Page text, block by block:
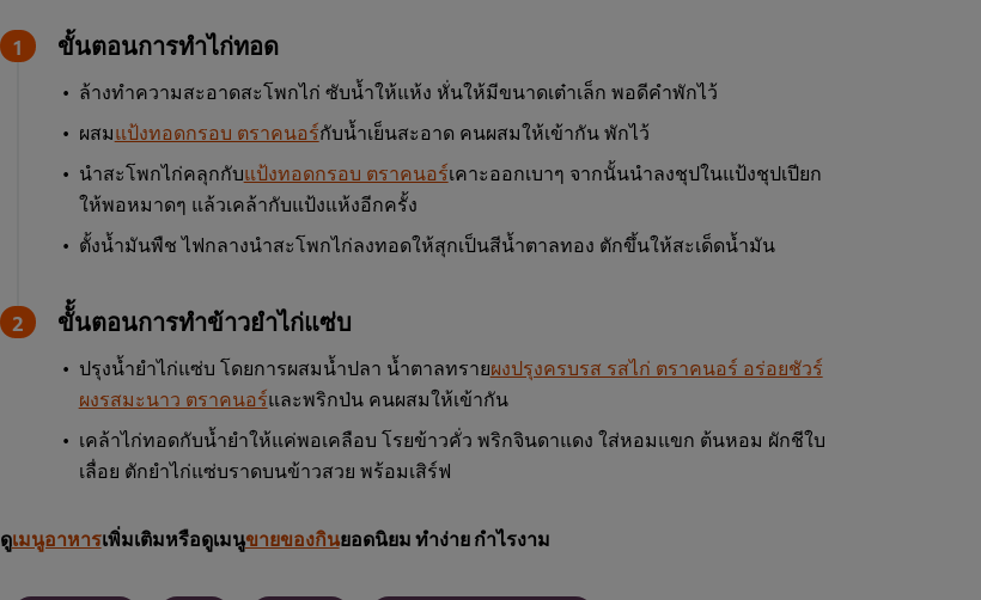
ขั้นตอนการทำไก่ทอด
ล้างทำความสะอาดสะโพกไก่ ซับน้ำให้แห้ง หั่นให้มีขนาดเต๋าเล็ก พอดีคำพักไว้
ผสมแป้งทอดกรอบ ตราคนอร์กับน้ำเย็นสะอาด คนผสมให้เข้ากัน พักไว้
นำสะโพกไก่คลุกกับแป้งทอดกรอบ ตราคนอร์เคาะออกเบาๆ จากนั้นนำลงชุปในแป้งชุปเปียก
ให้พอหมาดๆ แล้วเคล้ากับแป้งแห้งอีกครั้ง
ตั้งน้ำมันพืช ไฟกลางนำสะโพกไก่ลงทอดให้สุกเป็นสีน้ำตาลทอง ตักขึ้นให้สะเด็ดน้ำมัน
ขัั้นตอนการทำข้าวยำไก่แซ่บ
ปรุงน้ำยำไก่แซ่บ โดยการผสมน้ำปลา น้ำตาลทรายผงปรุงครบรส รสไก่ ตราคนอร์ อร่อยชัวร์
ผงรสมะนาว ตราคนอร์และพริกป่น คนผสมให้เข้ากัน
เคล้าไก่ทอดกับน้ำยำให้แค่พอเคลือบ โรยข้าวคั่ว พริกจินดาแดง ใส่หอมแขก ต้นหอม ผักชีใบ
เลื่อย ตักยำไก่แซ่บราดบนข้าวสวย พร้อมเสิร์ฟ
ดูเมนูอาหารเพิ่มเติมหรือดูเมนูขายของกินยอดนิยม ทำง่าย กำไรงาม